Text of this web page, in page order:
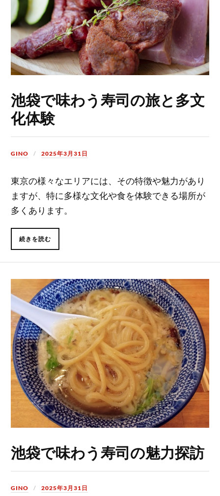
池袋で味わう寿司の旅と多文
化体験
GINO 2025年3月31日
東京の様々なエリアには、その特徴や魅力があり
ますが、特に多様な文化や食を体験できる場所が
多くあります。
続きを読む
池袋で味わう寿司の魅力探訪
GINO 2025年3月31日